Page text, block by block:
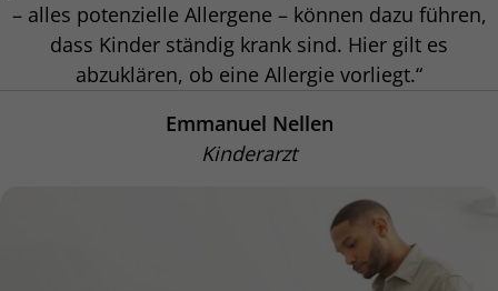
– alles potenzielle Allergene – können dazu führen,
dass Kinder ständig krank sind. Hier gilt es
abzuklären, ob eine Allergie vorliegt.“
Emmanuel Nellen
Kinderarzt